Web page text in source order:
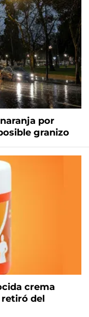
por
granizo
crema
del